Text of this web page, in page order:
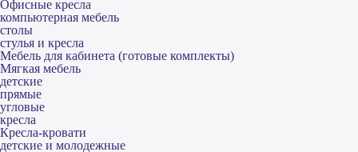
Офисные кресла
компьютерная мебель
столы
стулья и кресла
Мебель для кабинета (готовые комплекты)
Мягкая мебель
детские
прямые
угловые
кресла
Кресла-кровати
детские и молодежные